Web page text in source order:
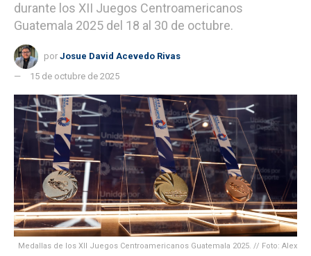
durante los XII Juegos Centroamericanos
Guatemala 2025 del 18 al 30 de octubre.
por Josue David Acevedo Rivas
15 de octubre de 2025
Medallas de los XII Juegos Centroamericanos Guatemala 2025. // Foto: Alex